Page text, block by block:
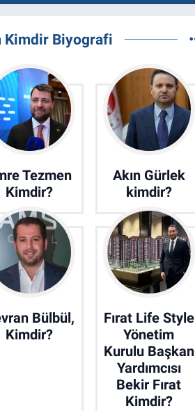
Kimdir Biyografi
Tezmen
Kimdir?
Akın Gürlek
kimdir?
Bülbül,
Kimdir?
Fırat Life Style
Yönetim
Kurulu Başkan
Yardımcısı
Bekir Fırat
Kimdir?